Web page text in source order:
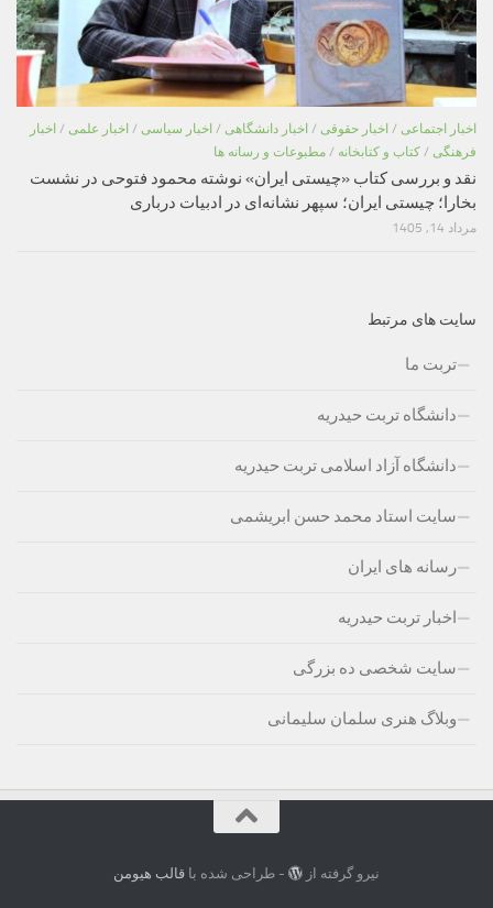
اخبار اجتماعی / اخبار حقوقی / اخبار دانشگاهی / اخبار سیاسی / اخبار علمی / اخبار
فرهنگی / کتاب و کتابخانه / مطبوعات و رسانه ها
نقد و بررسی کتاب «چیستی ایران» نوشته محمود فتوحی در نشست
بخارا؛ چیستی ایران؛ سپهر نشانه‌ای در ادبیات درباری
مرداد 14, 1405
سایت های مرتبط
تربت ما
دانشگاه تربت حیدریه
دانشگاه آزاد اسلامی تربت حیدریه
سایت استاد محمد حسن ابریشمی
رسانه های ایران
اخبار تربت حیدریه
سایت شخصی ده بزرگی
وبلاگ هنری سلمان سلیمانی
نیرو گرفته از - طراحی شده باقالب هیومن